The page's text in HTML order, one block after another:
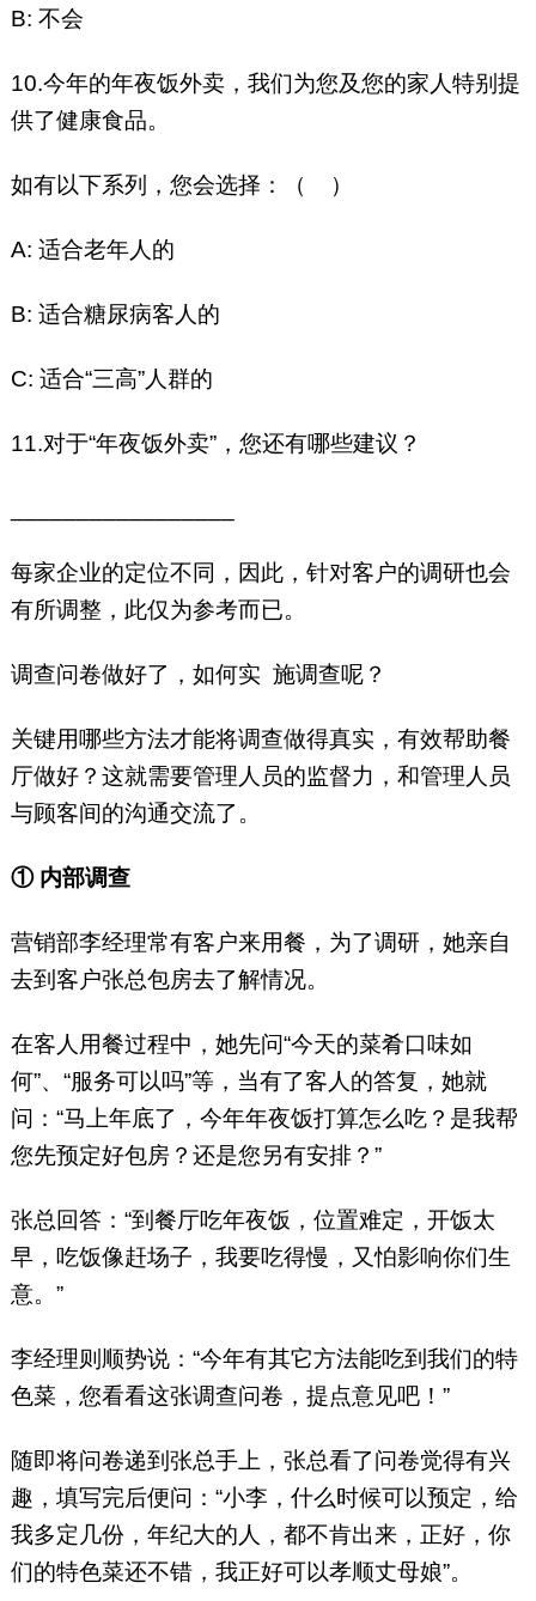
B: 不会
10.今年的年夜饭外卖，我们为您及您的家人特别提
供了健康食品。
如有以下系列，您会选择：（ ）
A: 适合老年人的
B: 适合糖尿病客人的
C: 适合“三高”人群的
11.对于“年夜饭外卖”，您还有哪些建议？
每家企业的定位不同，因此，针对客户的调研也会
有所调整，此仅为参考而已。
调查问卷做好了，如何实 施调查呢？
关键用哪些方法才能将调查做得真实，有效帮助餐
厅做好？这就需要管理人员的监督力，和管理人员
与顾客间的沟通交流了。
① 内部调查
营销部李经理常有客户来用餐，为了调研，她亲自
去到客户张总包房去了解情况。
在客人用餐过程中，她先问“今天的菜肴口味如
何”、“服务可以吗”等，当有了客人的答复，她就
问：“马上年底了，今年年夜饭打算怎么吃？是我帮
您先预定好包房？还是您另有安排？”
张总回答：“到餐厅吃年夜饭，位置难定，开饭太
早，吃饭像赶场子，我要吃得慢，又怕影响你们生
意。”
李经理则顺势说：“今年有其它方法能吃到我们的特
色菜，您看看这张调查问卷，提点意见吧！”
随即将问卷递到张总手上，张总看了问卷觉得有兴
趣，填写完后便问：“小李，什么时候可以预定，给
我多定几份，年纪大的人，都不肯出来，正好，你
们的特色菜还不错，我正好可以孝顺丈母娘”。